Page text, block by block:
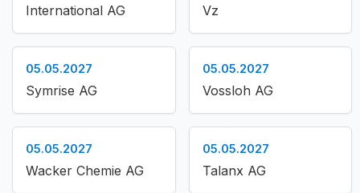
International AG
Vz
05.05.2027
Symrise AG
05.05.2027
Vossloh AG
05.05.2027
Wacker Chemie AG
05.05.2027
Talanx AG